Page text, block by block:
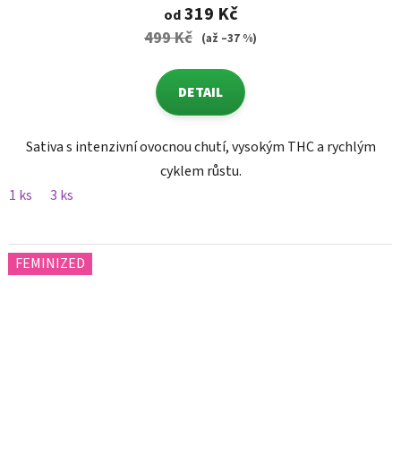
od319 Kč
499 Kč (až –37 %)
DETAIL
Sativa s intenzivní ovocnou chutí, vysokým THC a rychlým
cyklem růstu.
1 ks
3 ks
FEMINIZED